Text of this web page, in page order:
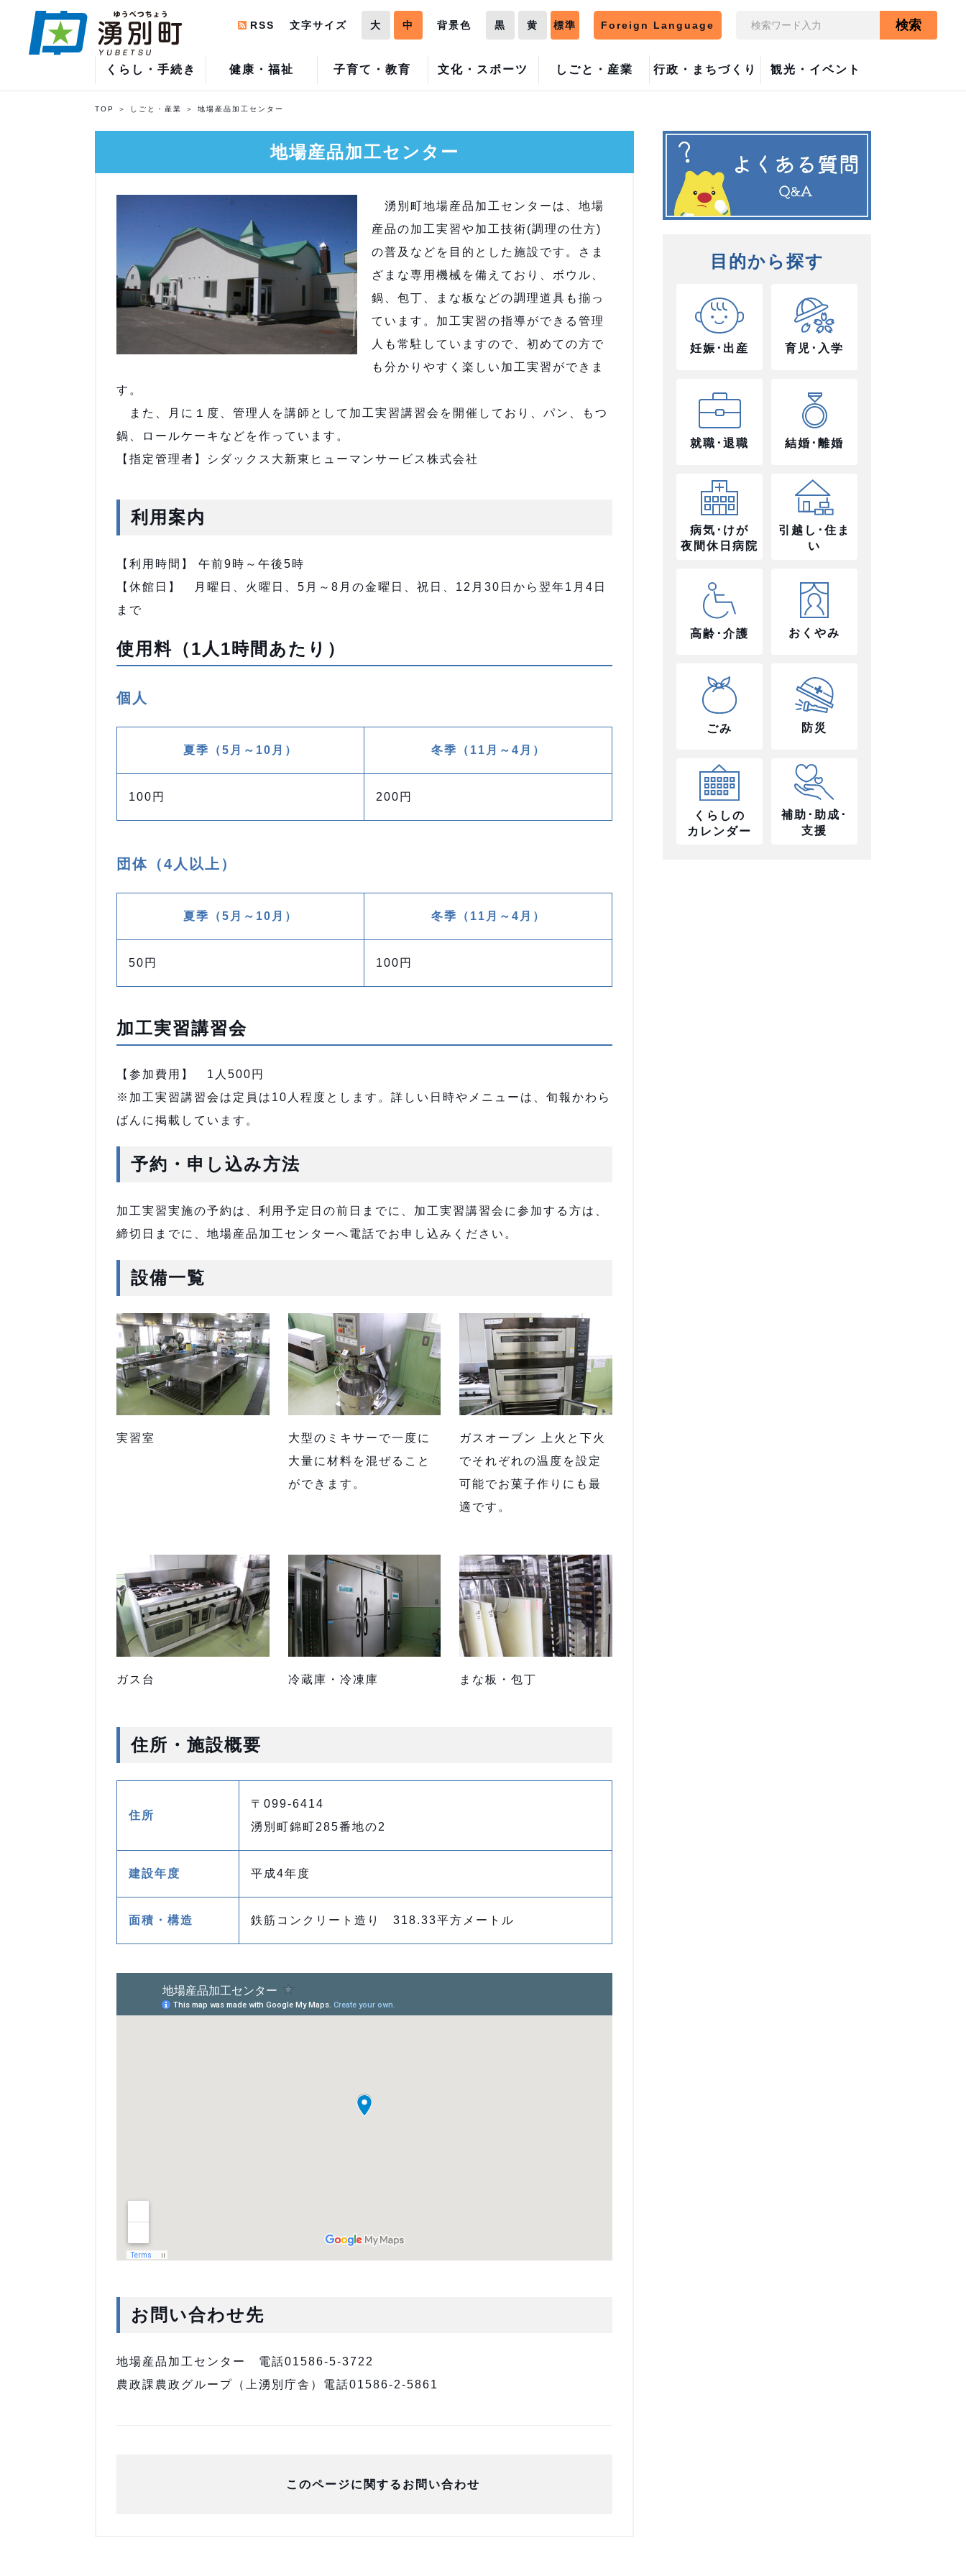
くらし・手続き 健康・福祉 子育て・教育 文化・スポーツ しごと・産業 行政・まちづくり 観光・イベント
RSS 文字サイズ 大 中 背景色 黒 黄 標準 Foreign Language 検索
TOP しごと・産業 地場産品加工センター
地場産品加工センター
湧別町地場産品加工センターは、地場
産品の加工実習や加工技術(調理の仕方)
の普及などを目的とした施設です。さま
ざまな専用機械を備えており、ボウル、
鍋、包丁、まな板などの調理道具も揃っ
ています。加工実習の指導ができる管理
人も常駐していますので、初めての方で
も分かりやすく楽しい加工実習ができま
す。
また、月に１度、管理人を講師として加工実習講習会を開催しており、パン、もつ
鍋、ロールケーキなどを作っています。
【指定管理者】シダックス大新東ヒューマンサービス株式会社
利用案内
【利用時間】 午前9時～午後5時
【休館日】 月曜日、火曜日、5月～8月の金曜日、祝日、12月30日から翌年1月4日
まで
使用料（1人1時間あたり）
個人
夏季（5月～10月） 冬季（11月～4月）
100円 200円
団体（4人以上）
夏季（5月～10月） 冬季（11月～4月）
50円 100円
加工実習講習会
【参加費用】 1人500円
※加工実習講習会は定員は10人程度とします。詳しい日時やメニューは、旬報かわら
ばんに掲載しています。
予約・申し込み方法
加工実習実施の予約は、利用予定日の前日までに、加工実習講習会に参加する方は、
締切日までに、地場産品加工センターへ電話でお申し込みください。
設備一覧
実習室
大型のミキサーで一度に
大量に材料を混ぜること
ができます。
ガスオーブン 上火と下火
でそれぞれの温度を設定
可能でお菓子作りにも最
適です。
ガス台 冷蔵庫・冷凍庫 まな板・包丁
住所・施設概要
住所
〒099-6414
湧別町錦町285番地の2
建設年度 平成4年度
面積・構造 鉄筋コンクリート造り 318.33平方メートル
お問い合わせ先
地場産品加工センター 電話01586-5-3722
農政課農政グループ（上湧別庁舎）電話01586-2-5861
このページに関するお問い合わせ
目的から探す
妊娠･出産 育児･入学
就職･退職 結婚･離婚
病気･けが
夜間休日病院
引越し･住ま
い
高齢･介護 おくやみ
ごみ 防災
くらしの
カレンダー
補助･助成･
支援